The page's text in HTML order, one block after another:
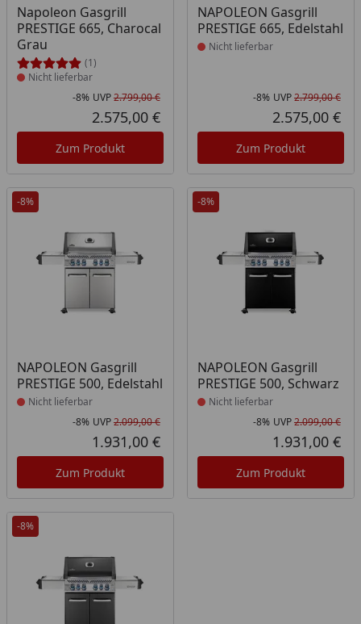
Napoleon Gasgrill
PRESTIGE 665, Charocal
Grau
(1)
Produkt nicht lieferbar
Nicht lieferbar
Rabatt in Prozent
-8%
Ursprünglicher Preis
UVP2.799,00 €
Aktueller Preis
2.575,00 €
Zum Produkt
NAPOLEON Gasgrill
PRESTIGE 665, Edelstahl
Produkt nicht lieferbar
Nicht lieferbar
-8% UVP2.799,00 €
2.575,00 €
Zum Produkt
-8%
NAPOLEON Gasgrill
PRESTIGE 500, Edelstahl
Produkt nicht lieferbar
Nicht lieferbar
Rabatt in Prozent
-8%
Ursprünglicher Preis
UVP2.099,00 €
Aktueller Preis
1.931,00 €
Zum Produkt
-8%
NAPOLEON Gasgrill
PRESTIGE 500, Schwarz
Produkt nicht lieferbar
Nicht lieferbar
-8% UVP2.099,00 €
1.931,00 €
Zum Produkt
-8%